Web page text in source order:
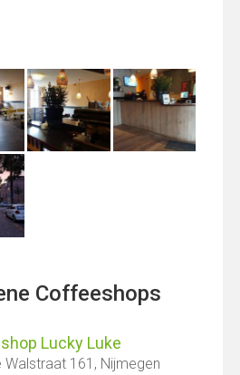
Coffeeshops
Lucky Luke
Walstraat 161, Nijmegen